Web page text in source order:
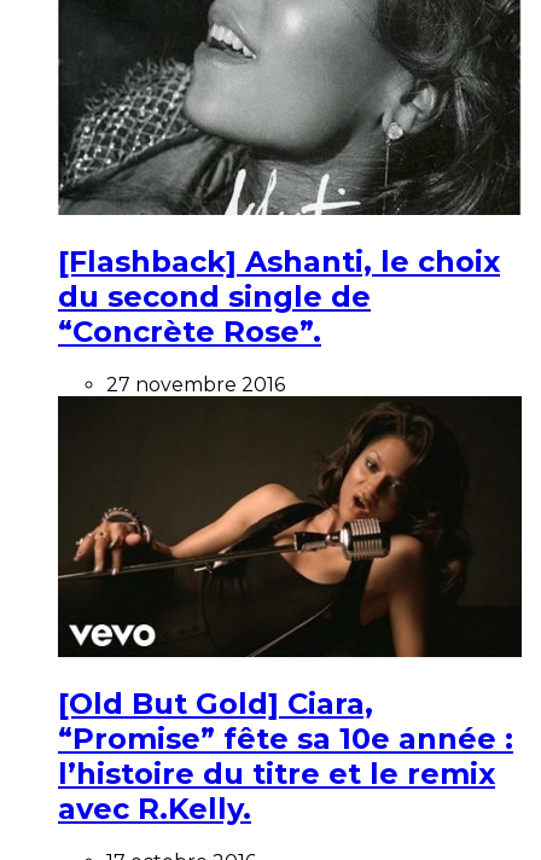
[Flashback] Ashanti, le choix
du second single de
“Concrète Rose”.
27 novembre 2016
[Old But Gold] Ciara,
“Promise” fête sa 10e année :
l’histoire du titre et le remix
avec R.Kelly.